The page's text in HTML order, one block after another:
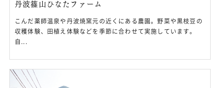
丹波篠山ひなたファーム
こんだ薬師温泉や丹波焼窯元の近くにある農園。野菜や黒枝豆の
収穫体験、田植え体験などを季節に合わせて実施しています。
自...